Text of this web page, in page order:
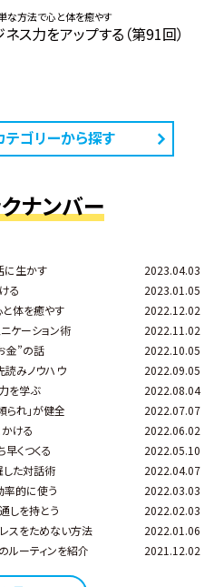
な方法で心と体を癒やす
ス力をアップする（第91回）
テゴリーから探す
ナンバー
に生かす
2023.04.03
る
2023.01.05
体を癒やす
2022.12.02
ケーション術
2022.11.02
金”の話
2022.10.05
読みノウハウ
2022.09.05
を学ぶ
2022.08.04
られ」が健全
2022.07.07
ける
2022.06.02
くつくる
2022.05.10
した対話術
2022.04.07
率的に使う
2022.03.03
しを持とう
2022.02.03
スをためない方法
2022.01.06
ルーティンを紹介 2021.12.02